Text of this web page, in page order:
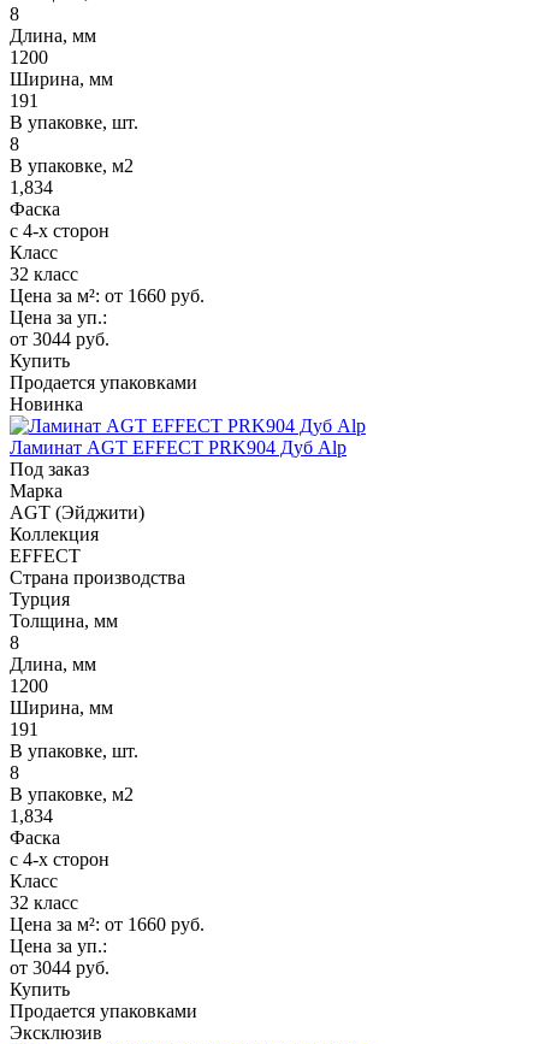
8
Длина, мм
1200
Ширина, мм
191
В упаковке, шт.
8
В упаковке, м2
1,834
Фаска
с 4-х сторон
Класс
32 класс
Цена за м²: от 1660 руб.
Цена за уп.:
от 3044 руб.
Купить
Продается упаковками
Новинка
Ламинат AGT EFFECT PRK904 Дуб Alp
Под заказ
Марка
AGT (Эйджити)
Коллекция
EFFECT
Страна производства
Турция
Толщина, мм
8
Длина, мм
1200
Ширина, мм
191
В упаковке, шт.
8
В упаковке, м2
1,834
Фаска
с 4-х сторон
Класс
32 класс
Цена за м²: от 1660 руб.
Цена за уп.:
от 3044 руб.
Купить
Продается упаковками
Эксклюзив